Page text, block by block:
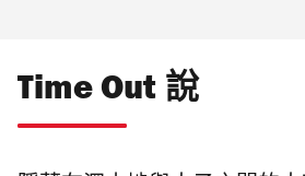
Time Out 說